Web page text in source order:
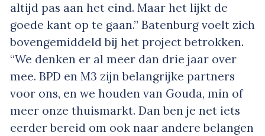
altijd pas aan het eind. Maar het lijkt de
goede kant op te gaan.” Batenburg voelt zich
bovengemiddeld bij het project betrokken.
“We denken er al meer dan drie jaar over
mee. BPD en M3 zijn belangrijke partners
voor ons, en we houden van Gouda, min of
meer onze thuismarkt. Dan ben je net iets
eerder bereid om ook naar andere belangen